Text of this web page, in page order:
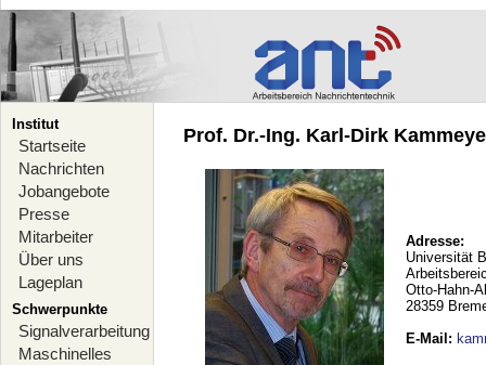
Institut
Startseite
Nachrichten
Jobangebote
Presse
Mitarbeiter
Über uns
Lageplan
Schwerpunkte
Signalverarbeitung
Maschinelles
Prof. Dr.-Ing. Karl-Dirk
Adresse:
Universität
Otto-Hahn-
28359
E-Mail :